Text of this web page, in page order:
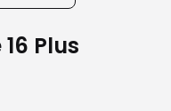
Plus